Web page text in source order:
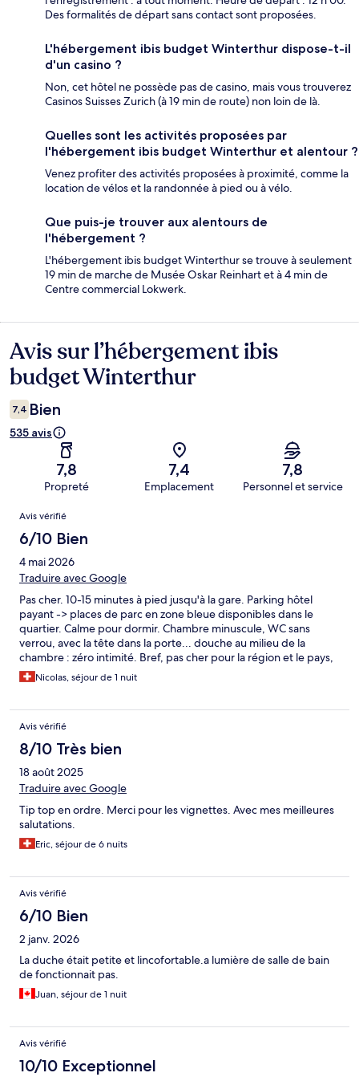
Des formalités de départ sans contact sont proposées.
L'hébergement ibis budget Winterthur dispose-t-il
d'un casino ?
Non, cet hôtel ne possède pas de casino, mais vous trouverez
Casinos Suisses Zurich (à 19 min de route) non loin de là.
Quelles sont les activités proposées par
l'hébergement ibis budget Winterthur et alentour ?
Venez profiter des activités proposées à proximité, comme la
location de vélos et la randonnée à pied ou à vélo.
Que puis-je trouver aux alentours de
l'hébergement ?
L'hébergement ibis budget Winterthur se trouve à seulement
19 min de marche de Musée Oskar Reinhart et à 4 min de
Centre commercial Lokwerk.
Avis
Avis sur l’hébergement ibis
budget Winterthur
7,4 Bien
535 avis
7,8
Propreté
7,4
Emplacement
7,8
Personnel et service
Avis
Avis vérifié
6/10 Bien
4 mai 2026
Traduire avec Google
Pas cher. 10-15 minutes à pied jusqu'à la gare. Parking hôtel
payant -> places de parc en zone bleue disponibles dans le
quartier. Calme pour dormir. Chambre minuscule, WC sans
verrou, avec la tête dans la porte... douche au milieu de la
chambre : zéro intimité. Bref, pas cher pour la région et le pays,
fait l'affaire pour 1 nuit d'escale, pas plus !
Nicolas, séjour de 1 nuit
Avis vérifié
8/10 Très bien
18 août 2025
Traduire avec Google
Tip top en ordre. Merci pour les vignettes. Avec mes meilleures
salutations.
Eric, séjour de 6 nuits
Avis vérifié
6/10 Bien
2 janv. 2026
La duche était petite et lincofortable.a lumière de salle de bain
de fonctionnait pas.
Juan, séjour de 1 nuit
Avis vérifié
10/10 Exceptionnel